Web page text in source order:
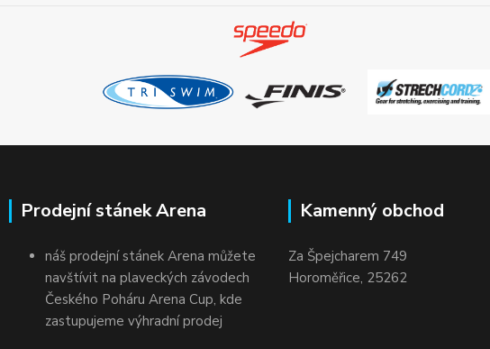
Prodejní stánek Arena
náš prodejní stánek Arena můžete
navštívit na plaveckých závodech
Českého Poháru Arena Cup, kde
zastupujeme výhradní prodej
Kamenný obchod
Za Špejcharem 749
Horoměřice, 25262